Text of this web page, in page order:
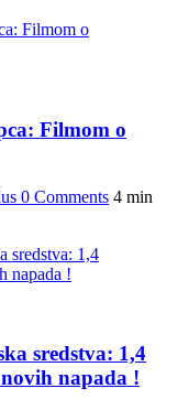
Filmom o
0 Comments 4 min
sredstva: 1,4
napada !